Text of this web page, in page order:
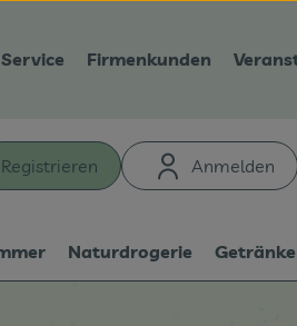
Service Firmenkunden
Registrieren Anmelden
Naturdrogerie Getränke